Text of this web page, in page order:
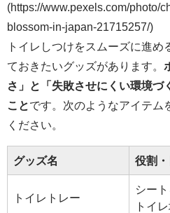
(https://www.pexels.com/photo/
blossom-in-japan-21715257/)
トイレしつけをスムーズに進め
ておきたいグッズがあります。
さ」と「失敗させにくい環境づ
ことです。次のようなアイテム
ください。
グッズ名 役割
トイレトレー
シー
トイ